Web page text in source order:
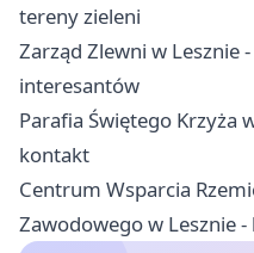
tereny zieleni
Zarząd Zlewni w Lesznie
interesantów
Parafia Świętego Krzyża
kontakt
Centrum Wsparcia
Zawodowego w Lesznie